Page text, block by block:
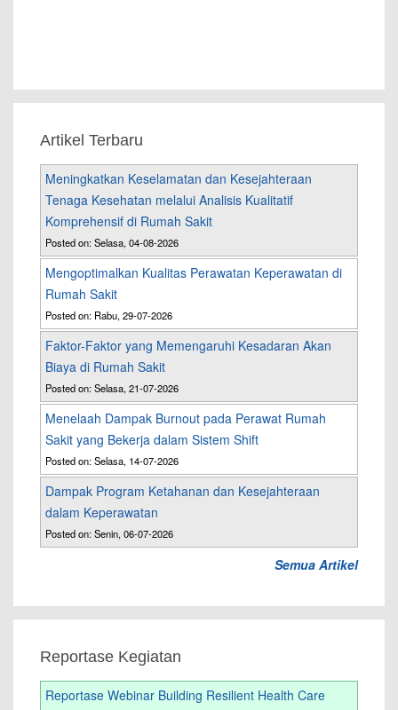
Artikel Terbaru
Meningkatkan Keselamatan dan Kesejahteraan
Tenaga Kesehatan melalui Analisis Kualitatif
Komprehensif di Rumah Sakit
Posted on: Selasa, 04-08-2026
Mengoptimalkan Kualitas Perawatan Keperawatan di
Rumah Sakit
Posted on: Rabu, 29-07-2026
Faktor-Faktor yang Memengaruhi Kesadaran Akan
Biaya di Rumah Sakit
Posted on: Selasa, 21-07-2026
Menelaah Dampak Burnout pada Perawat Rumah
Sakit yang Bekerja dalam Sistem Shift
Posted on: Selasa, 14-07-2026
Dampak Program Ketahanan dan Kesejahteraan
dalam Keperawatan
Posted on: Senin, 06-07-2026
Semua Artikel
Reportase Kegiatan
Reportase Webinar Building Resilient Health Care